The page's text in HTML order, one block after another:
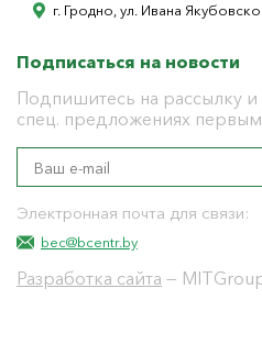
г. Гродно, ул. Ивана
Подписаться на новости
Подпишитесь на рассылку и
спец. предложениях
Электронная почта для связи:
bec@bcentr.by
Разработка сайта —